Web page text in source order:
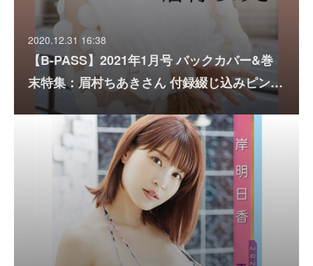
2020.12.31 16:38
【B-PASS】2021年1月号 バックカバー&巻
末特集：眉村ちあきさん 付録綴じ込みピン…